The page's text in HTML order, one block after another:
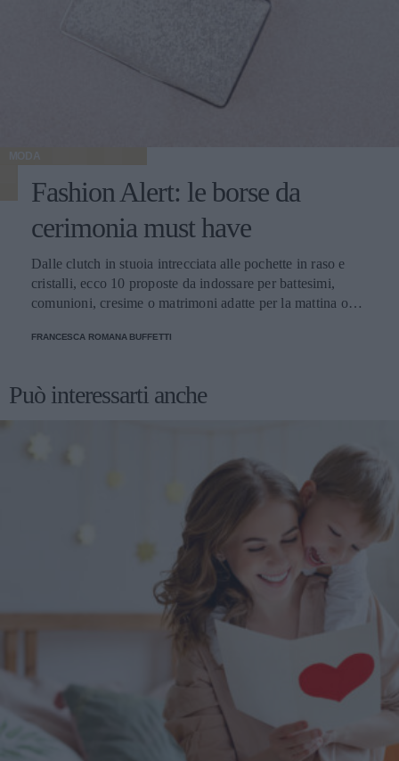
MODA
Fashion Alert: le borse da
cerimonia must have
Dalle clutch in stuoia intrecciata alle pochette in raso e
cristalli, ecco 10 proposte da indossare per battesimi,
comunioni, cresime o matrimoni adatte per la mattina o
FRANCESCA ROMANA BUFFETTI
Può interessarti anche